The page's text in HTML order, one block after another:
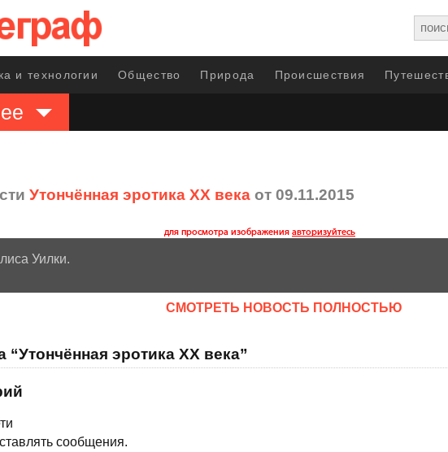
и технологии Общество Природа Происшествия
Утончённая эротика XX века от 09.11.2015
Уилки.
CМОТРЕТЬ НОВОСТЬ ПОЛНОСТЬЮ
эротика XX века”
сообщения.